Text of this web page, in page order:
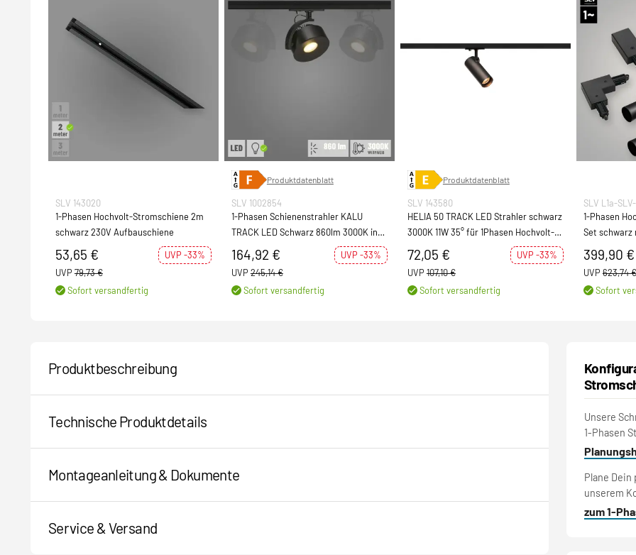
SLV 143020
1-Phasen Hochvolt-Stromschiene 2m
schwarz 230V Aufbauschiene
53,65 €
UVP -33%
UVP 79,73 €
Sofort versandfertig
Produktdatenblatt
SLV 1002854
1-Phasen Schienenstrahler KALU
TRACK LED Schwarz 860lm 3000K inkl.
1-Phasen-Adapter (LED fest verbaut)
164,92 €
UVP -33%
UVP 245,14 €
Sofort versandfertig
Produktdatenblatt
SLV 143580
HELIA 50 TRACK LED Strahler schwarz
3000K 11W 35° für 1Phasen Hochvolt-
Stromschiene inkl. 1 Phasen-Adapter
72,05 €
UVP -33%
UVP 107,10 €
Sofort versandfertig
SLV L1a-
1-Phasen
Set schwarz
2x 2m
399,90 €
UVP 623,74 €
Sofort
Produktbeschreibung
Technische Produktdetails
Montageanleitung & Dokumente
Service & Versand
Unsere
1-Phasen
Plane Dein
unserem
zum 1-